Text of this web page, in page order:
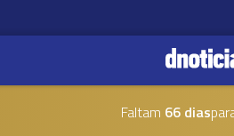
Faltam 66 dias